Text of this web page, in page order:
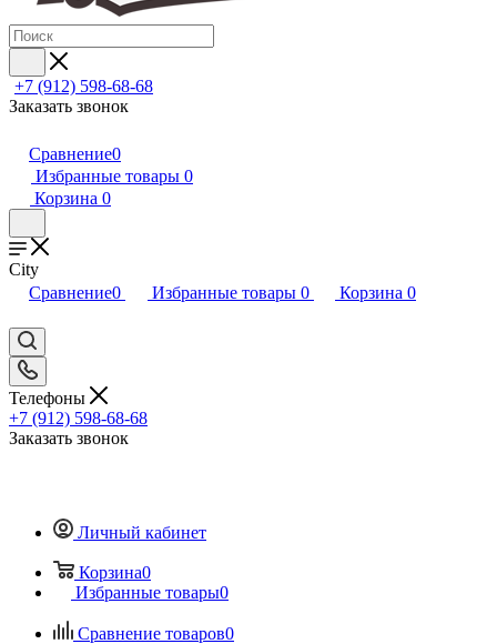
+7 (912) 598-68-68
Заказать звонок
Сравнение0
Избранные товары 0
Корзина 0
City
Сравнение0 Избранные товары 0 Корзина 0
Телефоны
+7 (912) 598-68-68
Заказать звонок
Личный кабинет
Корзина0
Избранные товары0
Сравнение товаров0